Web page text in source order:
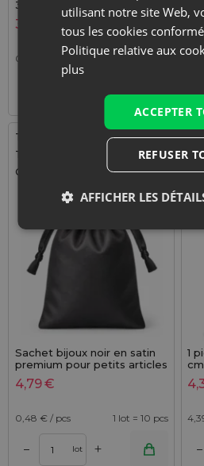
30 cm - rose clair
3,09
0,62 € / pcs 1 lot = 5 pcs
Taille: 8x10 cm
Tissu: Satin
Couleur:
Sachet bijoux noir en satin
premium pour petits articles
- lot de 10
4,79€
0,48 € / pcs 1 lot = 10 pcs
– lot +
1
–
utilisant notre site Web,
tous les cookies
Politique relative aux
plus
ACCEPTER
REFUSER
AFFICHER LES